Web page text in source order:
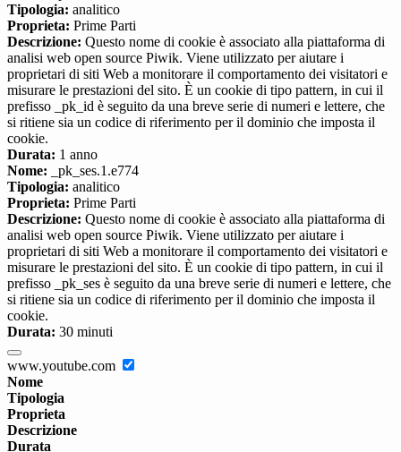
Tipologia: analitico
Proprieta: Prime Parti
Descrizione: Questo nome di cookie è associato alla piattaforma di
analisi web open source Piwik. Viene utilizzato per aiutare i
proprietari di siti Web a monitorare il comportamento dei visitatori e
misurare le prestazioni del sito. È un cookie di tipo pattern, in cui il
prefisso _pk_id è seguito da una breve serie di numeri e lettere, che
si ritiene sia un codice di riferimento per il dominio che imposta il
cookie.
Durata: 1 anno
Nome: _pk_ses.1.e774
Tipologia: analitico
Proprieta: Prime Parti
Descrizione: Questo nome di cookie è associato alla piattaforma di
analisi web open source Piwik. Viene utilizzato per aiutare i
proprietari di siti Web a monitorare il comportamento dei visitatori e
misurare le prestazioni del sito. È un cookie di tipo pattern, in cui il
prefisso _pk_ses è seguito da una breve serie di numeri e lettere, che
si ritiene sia un codice di riferimento per il dominio che imposta il
cookie.
Durata: 30 minuti
www.youtube.com
Nome
Tipologia
Proprieta
Descrizione
Durata